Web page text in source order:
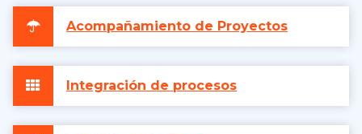
Acompañamiento de Proyectos
Integración de procesos